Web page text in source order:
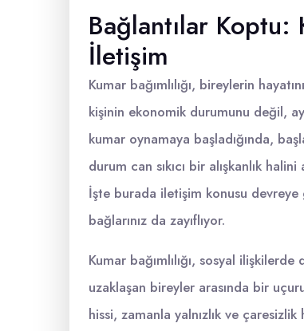
Bağlantılar Koptu:
İletişim
Kumar bağımlılığı, bireylerin
kişinin ekonomik durumunu değil,
kumar oynamaya başladığında,
durum can sıkıcı bir alışkanlık
İşte burada iletişim konusu
bağlarınız da zayıflıyor.
Kumar bağımlılığı, sosyal
uzaklaşan bireyler arasında bir
hissi, zamanla yalnızlık ve